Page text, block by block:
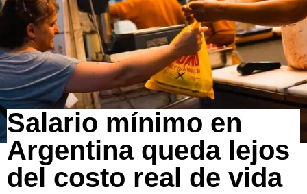
Salario mínimo en
Argentina queda lejos
del costo real de vida